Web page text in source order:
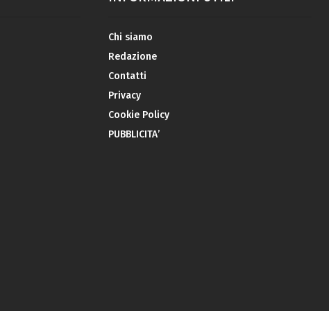
Chi siamo
Redazione
Contatti
Privacy
Cookie Policy
PUBBLICITA’